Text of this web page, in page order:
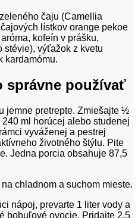
čaju (Camellia
lístkov orange pekoe
kofeín v prášku,
výťažok z kvetu
kardamómu.
správne používať
jemne pretrepte. Zmiešajte ½
ml horúcej alebo studenej
vyváženej a pestrej
životného štýlu. Pite
Jedna porcia obsahuje 87,5
chladnom a suchom mieste.
nápoj, prevarte 1 liter vody a
bobuľové ovocie. Pridajte 2,5